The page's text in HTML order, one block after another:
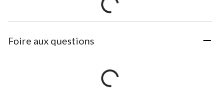
Foire aux questions